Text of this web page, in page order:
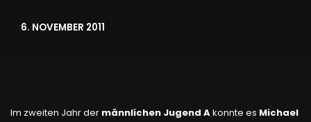
6. NOVEMBER 2011
Im zweiten Jahr der männlichen Jugend Akonnte es Michael